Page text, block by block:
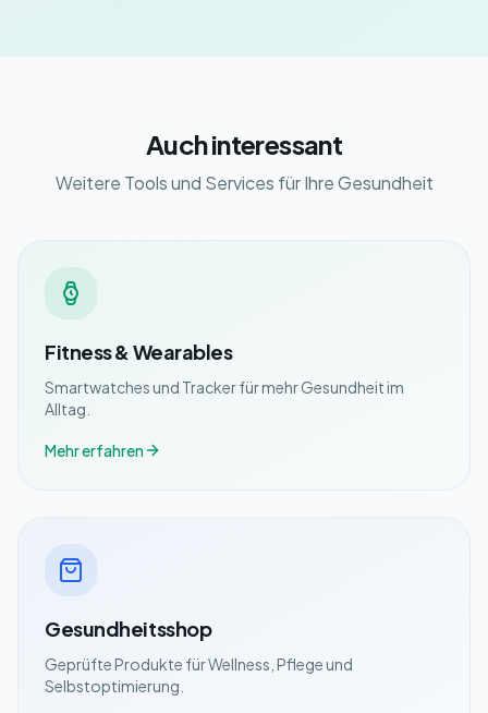
Auch interessant
Weitere Tools und Services für Ihre Gesundheit
Fitness & Wearables
Smartwatches und Tracker für mehr Gesundheit im
Alltag.
Mehr erfahren
Gesundheitsshop
Geprüfte Produkte für Wellness, Pflege und
Selbstoptimierung.